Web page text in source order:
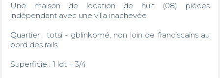
Une maison de location de huit (08) pièces
indépendant avec une villa inachevée
Quartier : totsi - gblinkomé, non loin de franciscains au
bord des rails
Superficie : 1 lot + 3/4